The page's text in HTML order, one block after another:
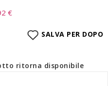
€
SALVA PER DOPO
ritorna disponibile